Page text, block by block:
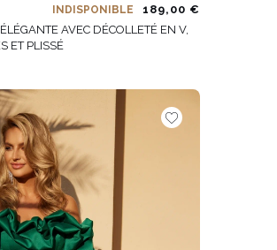
INDISPONIBLE
189,00 €
AVEC DÉCOLLETÉ EN V,
ET PLISSÉ